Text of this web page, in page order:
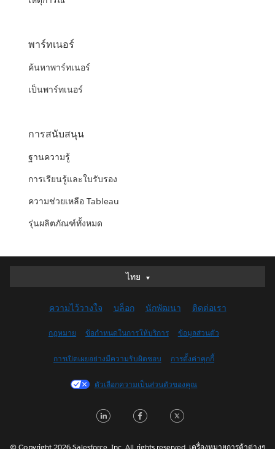
พาร์ทเนอร์
ค้นหาพาร์ทเนอร์
เป็นพาร์ทเนอร์
การสนับสนุน
ฐานความรู้
การเรียนรู้และใบรับรอง
ความช่วยเหลือ Tableau
รุ่นผลิตภัณฑ์ทั้งหมด
ไทย
ไทย
English (UK)
English (US)
Français (Canada)
Français (France)
日本語
ความไว้วางใจ บล็อก นักพัฒนา ติดต่อเรา
กฎหมาย ข้อกำหนดในการให้บริการ ข้อมูลส่วนตัว
การเปิดเผยอย่างมีความรับผิดชอบ การตั้งค่าคุกกี้
ตัวเลือกความเป็นส่วนตัวของคุณ
© Copyright 2026 Salesforce, Inc. All rights reserved. เครื่องหมายการค้าต่างๆ